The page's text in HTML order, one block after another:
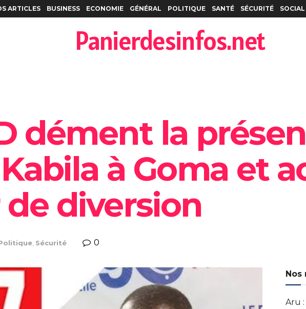
ARTICLES BUSINESS ECONOMIE GÉNÉRAL POLITIQUE SANTÉ SÉCURITÉ SOCIAL
Panierdesinfos.net
dément la
à Goma et
diversion
Sécurité 0
Nos
Aru